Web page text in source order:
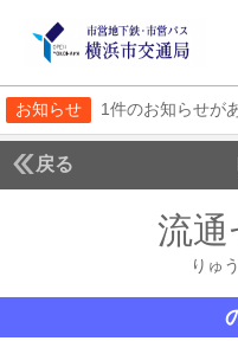
お知らせ 1件のお知らせが
戻る
流通
りゅ